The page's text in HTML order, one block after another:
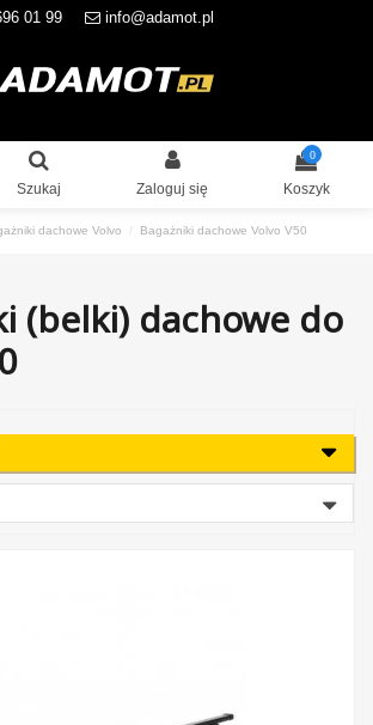
01 99 info@adamot.pl
Szukaj Zaloguj się
0
Koszyk
dachowe Volvo Bagażniki dachowe Volvo V50
(belki) dachowe do